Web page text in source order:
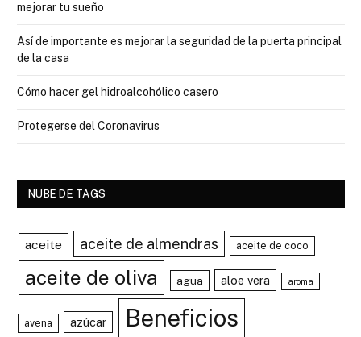
mejorar tu sueño
Así de importante es mejorar la seguridad de la puerta principal
de la casa
Cómo hacer gel hidroalcohólico casero
Protegerse del Coronavirus
NUBE DE TAGS
aceite aceite de almendras aceite de coco
aceite de oliva agua aloe vera aroma
avena azúcar Beneficios